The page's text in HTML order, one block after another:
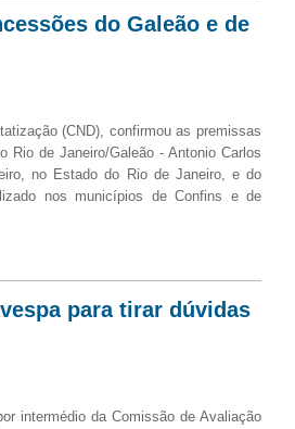
do Galeão e de
(CND), confirmou as premissas
Rio de Janeiro/Galeão - Antonio Carlos
no Estado do Rio de Janeiro, e do
nos municípios de Confins e de
para tirar dúvidas
intermédio da Comissão de Avaliação